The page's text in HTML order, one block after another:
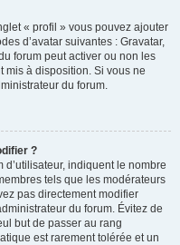
« profil » vous pouvez ajouter
d’avatar suivantes : Gravatar,
forum peut activer ou non les
mis à disposition. Si vous ne
du forum.
?
indiquent le nombre
tels que les modérateurs
pas directement modifier
du forum. Évitez de
but de passer au rang
est rarement tolérée et un